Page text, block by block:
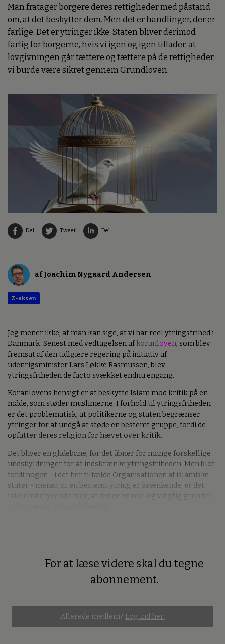
Man fratager borgere deres rettigheder med påstand
om, at det beskytter dem. Men det er handlinger, der er
farlige. Det er ytringer ikke. Staten bliver derimod
farlig for borgerne, hvis vi igen og igen tillader, at
lovgivningen går tættere og tættere på de rettigheder,
vi burde være sikret gennem Grundloven.
Del Tweet Del
af Joachim Nygaard Andersen
Z-aksen
Jeg mener ikke, at man kan sige, at vi har reel ytringsfrihed i
Danmark. Senest med vedtagelsen afkoranloven, som blev
fremsat af den tidlgiere regering på initiativ af
udenrigsminister Lars Løkke Rasmussen, blev
ytringsfriheden de facto svækket endnu engang.
Koranlovens hensigt er at beskytte Islam mod kritik på en
måde, som støder muslimerne. I forhold til ytringsfriheden
er det problematisk, at politikerne og staten begrænser
ytringer for at undgå at støde en bestemt gruppe, fordi de
opfatter deres religion for hævet over kritik.
Det bliver en glidebane, for det åbner for mange forskellige
undskyldninger for at indskrænke ytringsfriheden. Men blot
fordi nogen - i det her tilfælde Organisationen af islamiske
stater - mener, at en bestemt ytring er krænkende, er det
ikke ensbetydende med, at det er en reel og vægtig grund til
For at læse videre skal du tegne
abonnement.
Allerede medlem? Log ind her.